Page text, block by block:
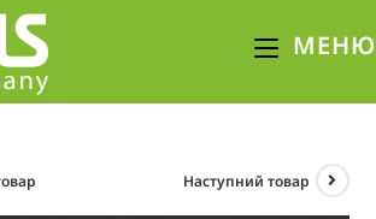
МЕНЮ
Наступний товар